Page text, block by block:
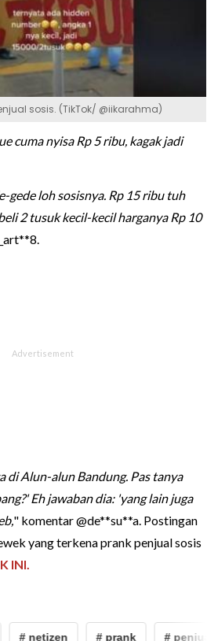
sosis. (TikTok/ @iikarahma)
cuma nyisa Rp 5 ribu, kagak jadi
gede loh sosisnya. Rp 15 ribu tuh
2 tusuk kecil-kecil harganya Rp 10
di Alun-alun Bandung. Pas tanya
Eh jawaban dia: 'yang lain juga
" komentar @de**su**a. Postingan
yang terkena prank penjual sosis
INI.
# netizen # prank # penjual